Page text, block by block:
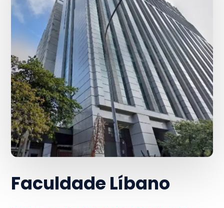
Faculdade Líbano